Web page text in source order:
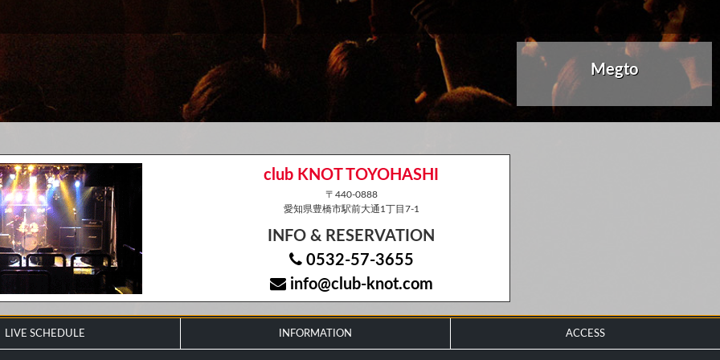
Megto
club KNOT TOYOHASHI
〒440-0888
愛知県豊橋市駅前大通1丁目7-1
INFO & RESERVATION
0532-57-3655
info@club-knot.com
LIVE SCHEDULE INFORMATION ACCESS